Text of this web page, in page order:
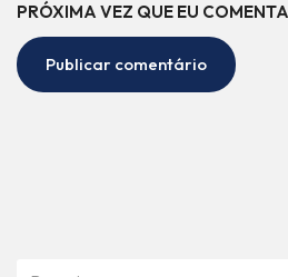
PRÓXIMA VEZ QUE EU